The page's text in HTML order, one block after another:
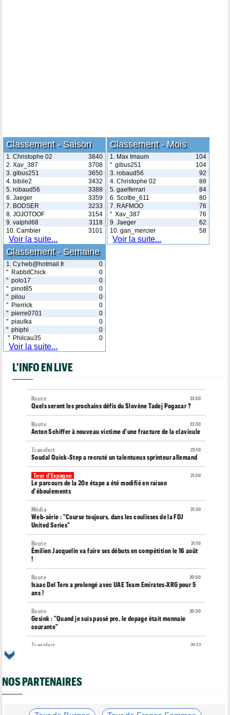
Classement - Saison
1. Christophe 02
3840
2. Xav_387
3708
3. gibus251
3650
4. bibile2
3432
5. robaud56
3388
6. Jaeger
3359
7. BODSER
3233
8. JOJOTOOF
3154
9. valphil68
3118
10. Cambier
3101
Voir la suite...
Classement - Mois
1. Max Imaum
104
" gibus251
104
3. robaud56
92
4. Christophe 02
88
5. gaelferrari
84
6. Scottie_611
80
7. RAFMOO
76
" Xav_387
76
9. Jaeger
62
10. gan_mercier
58
Voir la suite...
Classement - Semaine
1. Cy.heb@hotmail.fr
0
" RabbitChick
0
" polo17
0
" pinot85
0
" pilou
0
" Pierrick
0
" pierre0701
0
" piaulka
0
" phiphi
0
" Philcau35
0
Voir la suite...
L'INFO EN LIVE
22:50
Route
Quels seront les prochains défis du Slovène Tadej Pogacar ?
22:30
Route
Anton Schiffer à nouveau victime d'une fracture de la clavicule
22:10
Transfert
Soudal Quick-Step a recruté un talentueux sprinteur allemand
21:50
Tour d'Espagne
Le parcours de la 20e étape a été modifié en raison
d'éboulements
21:30
Média
Web-série : "Course toujours, dans les coulisses de la FDJ
United Series"
21:10
Route
Émilien Jacquelin va faire ses débuts en compétition le 16 août
!
20:50
Route
Isaac Del Toro a prolongé avec UAE Team Emirates-XRG pour 5
ans !
20:30
Route
Gesink : "Quand je suis passé pro, le dopage était monnaie
courante"
20:12
Transfert
Transfert
Lotto-Intermarché fait passer pro trois jeunes de sa formation
Kasia Niewiadoma : "C'est tellement génial d'être cycliste"
NOS PARTENAIRES